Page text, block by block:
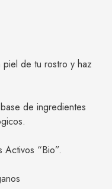
de tu rostro y haz
de ingredientes
Activos “Bio”.